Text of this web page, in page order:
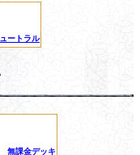
ートラル
無課金デッキ